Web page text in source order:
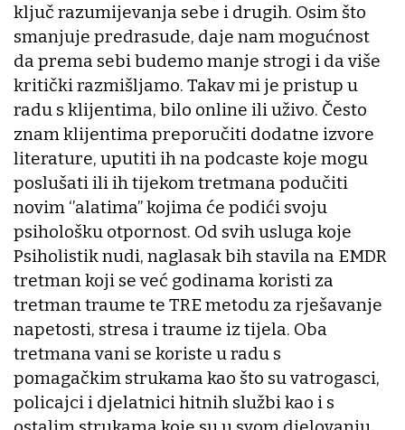
ključ razumijevanja sebe i drugih. Osim što
smanjuje predrasude, daje nam mogućnost
da prema sebi budemo manje strogi i da više
kritički razmišljamo. Takav mi je pristup u
radu s klijentima, bilo online ili uživo. Često
znam klijentima preporučiti dodatne izvore
literature, uputiti ih na podcaste koje mogu
poslušati ili ih tijekom tretmana podučiti
novim ‘’alatima’’ kojima će podići svoju
psihološku otpornost. Od svih usluga koje
Psiholistik nudi, naglasak bih stavila na EMDR
tretman koji se već godinama koristi za
tretman traume te TRE metodu za rješavanje
napetosti, stresa i traume iz tijela. Oba
tretmana vani se koriste u radu s
pomagačkim strukama kao što su vatrogasci,
policajci i djelatnici hitnih službi kao i s